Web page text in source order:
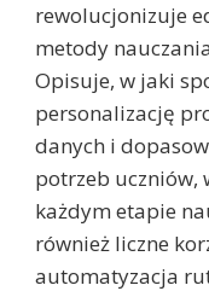
rewolucjonizuje
metody
Opisuje, w jaki
personalizację
danych i
potrzeb uczniów,
każdym etapie
również liczne
automatyzacja